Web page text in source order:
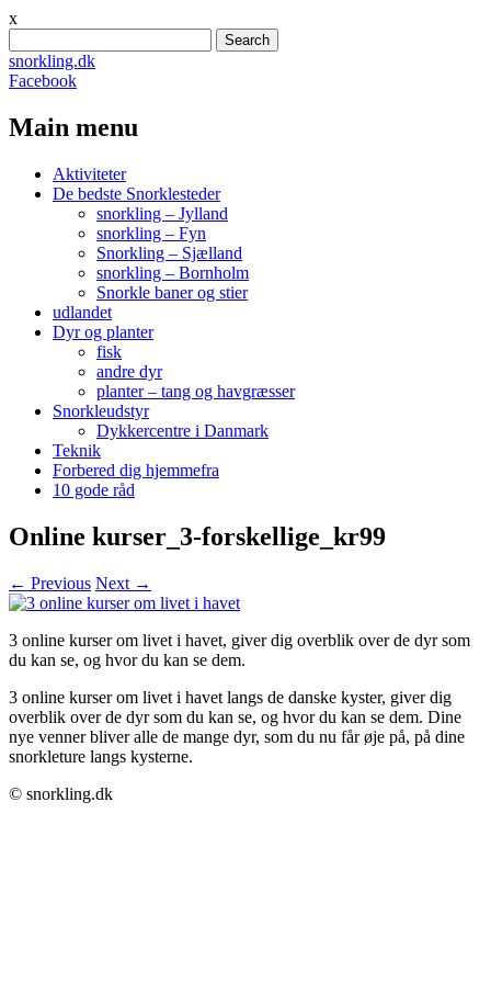
x
for:
snorkling.dk
Facebook
Main menu
Skip
Aktiviteter
De bedste Snorklesteder
snorkling – Jylland
snorkling – Fyn
Snorkling – Sjælland
snorkling – Bornholm
Snorkle baner og stier
udlandet
Dyr og planter
fisk
andre dyr
planter – tang og havgræsser
Snorkleudstyr
Dykkercentre i Danmark
Teknik
Forbered dig hjemmefra
10 gode råd
Online kurser_3-forskellige_kr99
← Previous Next →
3 online kurser om livet i havet, giver dig overblik over de dyr som
du kan se, og hvor du kan se dem.
3 online kurser om livet i havet langs de danske kyster, giver dig
overblik over de dyr som du kan se, og hvor du kan se dem. Dine
nye venner bliver alle de mange dyr, som du nu får øje på, på dine
snorkleture langs kysterne.
© snorkling.dk